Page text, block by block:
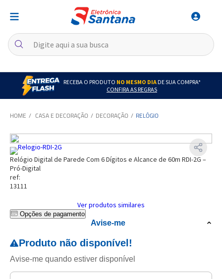
RECEBA O PRODUTO NO MESMO DIADE SUA COMPRA*
CONFIRA AS REGRAS
CASA E DECORAÇÃO DECORAÇÃO RELÓGIO
Relógio Digital de Parede Com 6 Dígitos e Alcance de 60m RDI-2G –
Pró-Digital
ref:
13111
Ver produtos similares
Opções de pagamento
Avise-me